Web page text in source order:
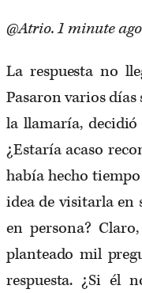
@Atrio. 1 minute
La respuesta no
Pasaron varios
la llamaría,
¿Estaría acaso
había hecho
idea de visitarla
en persona?
planteado mil
respuesta. ¿Si él